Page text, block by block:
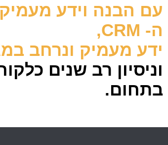
עם הבנה וידע
ה- CRM,
ידע מעמיק ונרחב
וניסיון רב שנים
בתחום.